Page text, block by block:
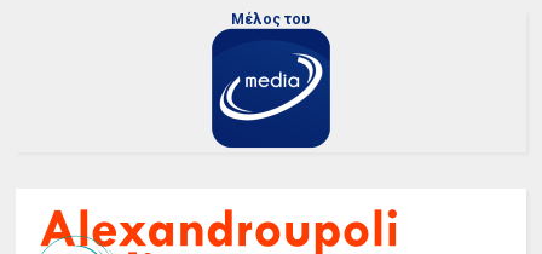
Μέλος του